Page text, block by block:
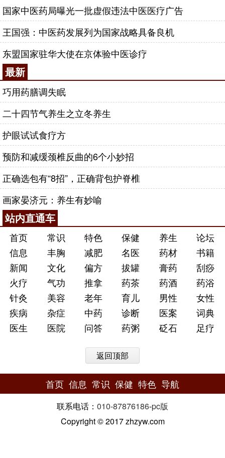
国家中医药局曝光一批虚假违法中医医疗广告
王国强：中医药发展列为国家战略具备良机
东盟国家驻华大使在京体验中医诊疗
最新
巧用药膳调失眠
二十四节气养生之立冬养生
护眼试试食疗方
预防和减缓颈椎反曲的6个小妙招
正确选包有“8招”，正确背包护脊椎
画家晏济元：养生有妙喻
站内直通车
首页 常识 特色 保健 养生
论坛
信息
丰胸 减肥 名医 药材
书籍
新闻
文化 偏方 拔罐 膏药
刮痧
火疗
气功 推拿 药茶 药酒
药浴
针灸
美容 老年 育儿 男性
女性
疾病
杂症 中药 诊断 医案
词典
医生
医院 问答 药粥 砭石 足疗
返回顶部
首页 信息 常识 保健 特色 导航
联系电话： 010-87876186-pc版
Copyright © 2017 zhzyw.com